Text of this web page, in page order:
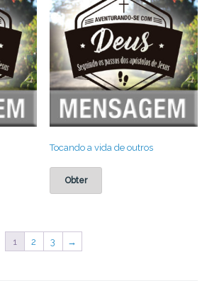
Tocando a vida de outros
Obter
1 2 3 →